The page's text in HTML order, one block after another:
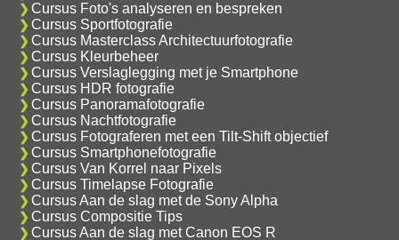
Cursus Foto's analyseren en bespreken
Cursus Sportfotografie
Cursus Masterclass Architectuurfotografie
Cursus Kleurbeheer
Cursus Verslaglegging met je Smartphone
Cursus HDR fotografie
Cursus Panoramafotografie
Cursus Nachtfotografie
Cursus Fotograferen met een Tilt-Shift objectief
Cursus Smartphonefotografie
Cursus Van Korrel naar Pixels
Cursus Timelapse Fotografie
Cursus Aan de slag met de Sony Alpha
Cursus Compositie Tips
Cursus Aan de slag met Canon EOS R